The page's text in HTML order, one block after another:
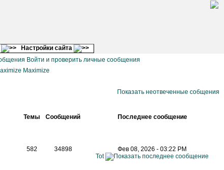
Настройки сайта
Войти и проверить личные сообщения
Maximize
Показать неотвеченные собщения
Темы Сообщений Последнее сообщение
582 34898
Фев 08, 2026 - 03:22 PM
Tot